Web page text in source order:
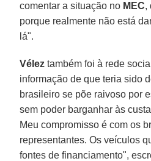
comentar a situação no MEC,
porque realmente não está
lá".
Vélez também foi à rede
informação de que teria sido
brasileiro se põe raivoso por
sem poder barganhar às
Meu compromisso é com os
representantes. Os veículos
fontes de financiamento",